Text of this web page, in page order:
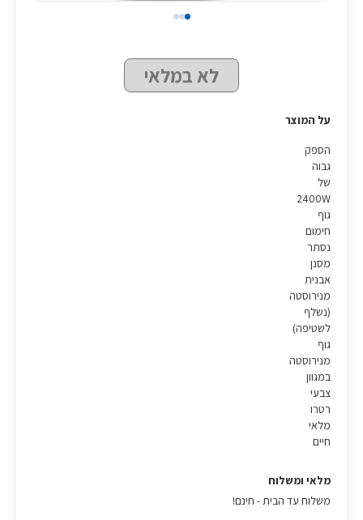
לא במלאי
על המוצר
הספק
גבוה
של
2400W
גוף
חימום
נסתר
מסנן
אבנית
מנירוסטה
(נשלף
לשטיפה)
גוף
מנירוסטה
במגוון
צבעי
רטרו
מלאי
חיים
מלאי ומשלוח
משלוח עד הבית - חינם!